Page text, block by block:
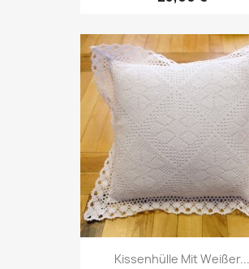
Kissenhülle Mit Weißer...